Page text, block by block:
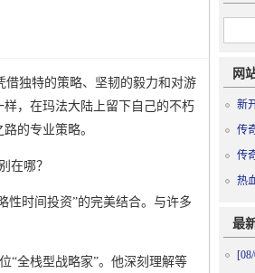
借独特的策略、坚韧的毅力和对游
，在玛法大陆上留下自己的不朽
的专业策略。
在哪？
性时间投资”的完美结合。与许多
“全栈型战略家”。他深刻理解等
网
新
传
传
热
最